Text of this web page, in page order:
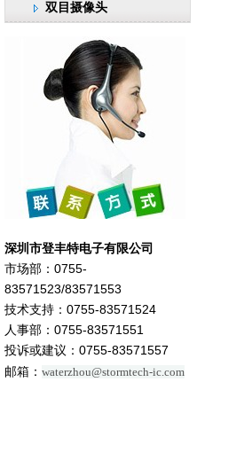
双目摄像头
深圳市登丰特电子有限公司
市场部： 0755-
83571523/83571553
技术支持：0755-83571524
人事部：0755-83571551
投诉或建议：0755-83571557
邮箱： waterzhou@stormtech-ic.com